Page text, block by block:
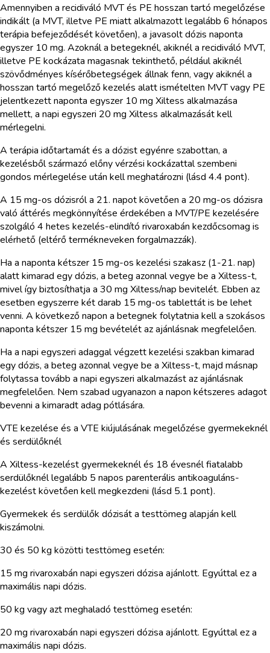
Amennyiben a recidiváló MVT és PE hosszan tartó megelőzése
indikált (a MVT, illetve PE miatt alkalmazott legalább 6 hónapos
terápia befejeződését követően), a javasolt dózis naponta
egyszer 10 mg. Azoknál a betegeknél, akiknél a recidiváló MVT,
illetve PE kockázata magasnak tekinthető, például akiknél
szövődményes kísérőbetegségek állnak fenn, vagy akiknél a
hosszan tartó megelőző kezelés alatt ismételten MVT vagy PE
jelentkezett naponta egyszer 10 mg Xiltess alkalmazása
mellett, a napi egyszeri 20 mg Xiltess alkalmazását kell
mérlegelni.
A terápia időtartamát és a dózist egyénre szabottan, a
kezelésből származó előny vérzési kockázattal szembeni
gondos mérlegelése után kell meghatározni (lásd 4.4 pont).
A 15 mg-os dózisról a 21. napot követően a 20 mg-os dózisra
való áttérés megkönnyítése érdekében a MVT/PE kezelésére
szolgáló 4 hetes kezelés-elindító rivaroxabán kezdőcsomag is
elérhető (eltérő termékneveken forgalmazzák).
Ha a naponta kétszer 15 mg-os kezelési szakasz (1-21. nap)
alatt kimarad egy dózis, a beteg azonnal vegye be a Xiltess-t,
mivel így biztosíthatja a 30 mg Xiltess/nap bevitelét. Ebben az
esetben egyszerre két darab 15 mg-os tablettát is be lehet
venni. A következő napon a betegnek folytatnia kell a szokásos
naponta kétszer 15 mg bevételét az ajánlásnak megfelelően.
Ha a napi egyszeri adaggal végzett kezelési szakban kimarad
egy dózis, a beteg azonnal vegye be a Xiltess-t, majd másnap
folytassa tovább a napi egyszeri alkalmazást az ajánlásnak
megfelelően. Nem szabad ugyanazon a napon kétszeres adagot
bevenni a kimaradt adag pótlására.
VTE kezelése és a VTE kiújulásának megelőzése gyermekeknél
és serdülőknél
A Xiltess-kezelést gyermekeknél és 18 évesnél fiatalabb
serdülőknél legalább 5 napos parenterális antikoaguláns-
kezelést követően kell megkezdeni (lásd 5.1 pont).
Gyermekek és serdülők dózisát a testtömeg alapján kell
kiszámolni.
30 és 50 kg közötti testtömeg esetén:
15 mg rivaroxabán napi egyszeri dózisa ajánlott. Egyúttal ez a
maximális napi dózis.
50 kg vagy azt meghaladó testtömeg esetén:
20 mg rivaroxabán napi egyszeri dózisa ajánlott. Egyúttal ez a
maximális napi dózis.